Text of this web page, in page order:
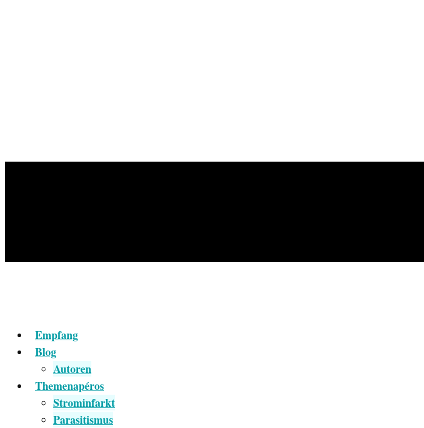
Empfang
Blog
Autoren
Themenapéros
Strominfarkt
Parasitismus